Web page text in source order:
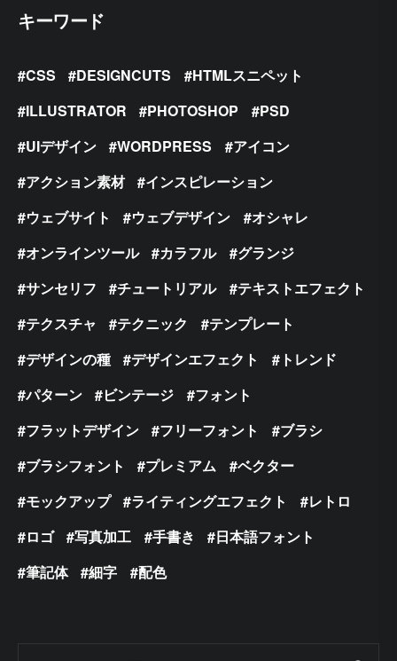
キーワード
CSS DESIGNCUTS
HTMLスニペット
ILLUSTRATOR
PHOTOSHOP
PSD
UIデザイン
WORDPRESS
アイコン
アクション素材
インスピレーション
ウェブサイト
ウェブデザイン
オシャレ
オンラインツール
カラフル
グランジ
サンセリフ
チュートリアル
テキストエフェクト
テクスチャ
テクニック
テンプレート
デザインの種
デザインエフェクト
トレンド
パターン
ビンテージ
フォント
フラットデザイン
フリーフォント
ブラシ
ブラシフォント
プレミアム
ベクター
モックアップ
ライティングエフェクト
レトロ
ロゴ
写真加工 手書き
日本語フォント
筆記体
細字 配色